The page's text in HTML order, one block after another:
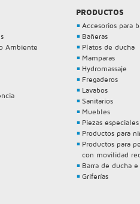
Ambiente
PRODUCTOS
Accesorios para
Bañeras
Platos de ducha
Mamparas
Hydromassaje
Fregaderos
Lavabos
Sanitarios
Muebles
Piezas especiales
Productos para
Productos para
con movilidad
Barra de ducha
Griferías